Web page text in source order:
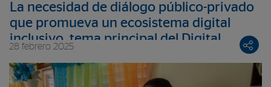
La necesidad de diálogo público-privado
que promueva un ecosistema digital
inclusivo, tema principal del Digital
participado la Fundación Microfinanzas
28 febrero 2025